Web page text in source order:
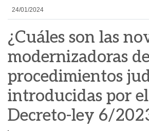
24/01/2024
¿Cuáles son las
modernizadoras
procedimientos
introducidas por
Decreto-ley 6/